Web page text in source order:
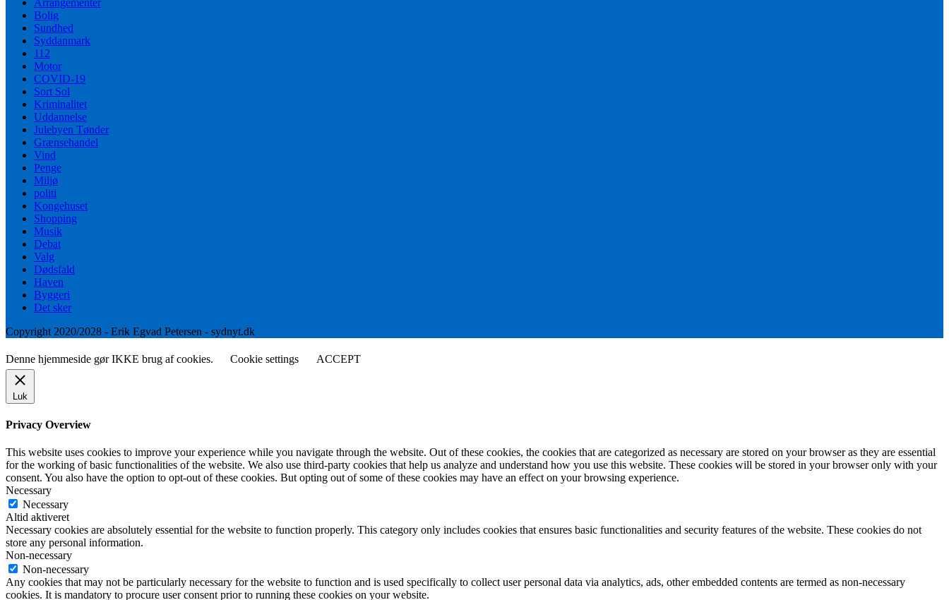
Bolig
Sundhed
Syddanmark
112
Motor
COVID-19
Sort Sol
Kriminalitet
Uddannelse
Julebyen Tønder
Grænsehandel
Vind
Penge
Miljø
politi
Kongehuset
Shopping
Musik
Debat
Valg
Dødsfald
Haven
Byggeri
Det sker
Copyright 2020/2028 - Erik Egvad Petersen - sydnyt.dk
Denne hjemmeside gør IKKE brug af cookies. Cookie settings ACCEPT
Luk
Privacy Overview
This website uses cookies to improve your experience while you navigate through the website. Out of these cookies, the cookies that are categorized as necessary are stored on your browser as they are essential
for the working of basic functionalities of the website. We also use third-party cookies that help us analyze and understand how you use this website. These cookies will be stored in your browser only with your
consent. You also have the option to opt-out of these cookies. But opting out of some of these cookies may have an effect on your browsing experience.
Necessary
Necessary
Altid aktiveret
Necessary cookies are absolutely essential for the website to function properly. This category only includes cookies that ensures basic functionalities and security features of the website. These cookies do not
store any personal information.
Non-necessary
Non-necessary
Any cookies that may not be particularly necessary for the website to function and is used specifically to collect user personal data via analytics, ads, other embedded contents are termed as non-necessary
cookies. It is mandatory to procure user consent prior to running these cookies on your website.